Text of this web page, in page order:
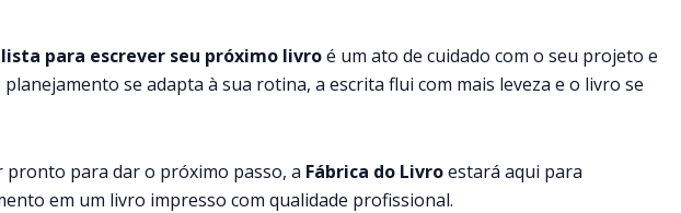
para escrever seu próximo livroé um ato de cuidado com o seu projeto e
se adapta à sua rotina, a escrita flui com mais leveza e o livro se
pronto para dar o próximo passo, a Fábrica do Livroestará aqui para
em um livro impresso com qualidade profissional.